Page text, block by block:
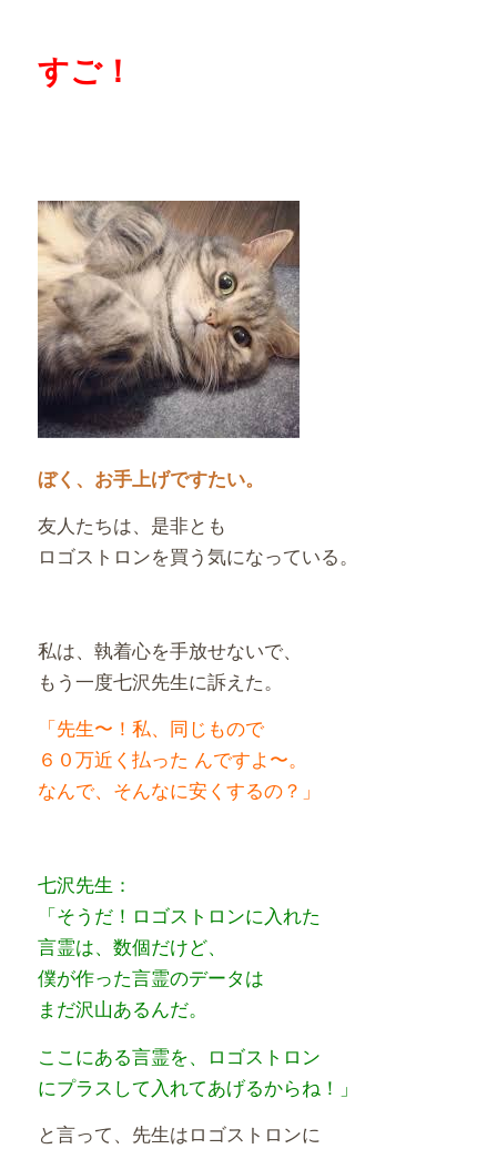
すご！
ぼく、お手上げですたい。
友人たちは、是非とも
ロゴストロンを買う気になっている。
私は、執着心を手放せないで、
もう一度七沢先生に訴えた。
「先生〜！私、同じもので
６０万近く払った んですよ〜。
なんで、そんなに安くするの？」
七沢先生：
「そうだ！ロゴストロンに入れた
言霊は、数個だけど、
僕が作った言霊のデータは
まだ沢山あるんだ。
ここにある言霊を、ロゴストロン
にプラスして入れてあげるからね！」
と言って、先生はロゴストロンに